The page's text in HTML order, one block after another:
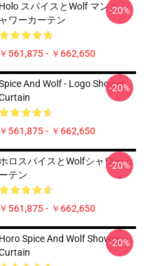
Holo スパイスとWolf マンガ シ
ャワーカーテン
￥561,875 - ￥662,650
-20%
And Wolf - Logo Shower
￥561,875 - ￥662,650
-20%
ホロスパイスとWolfシャワーカ
ーテン
￥561,875 - ￥662,650
-20%
Horo Spice And Wolf Shower-20%